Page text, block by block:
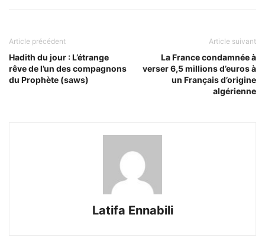
Article précédent
Hadith du jour : L’étrange
rêve de l’un des compagnons
du Prophète (saws)
Article suivant
La France condamnée à
verser 6,5 millions d’euros à
un Français d’origine
algérienne
Latifa Ennabili